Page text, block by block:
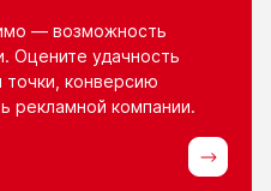
— возможность
Оцените удачность
конверсию
рекламной компании.